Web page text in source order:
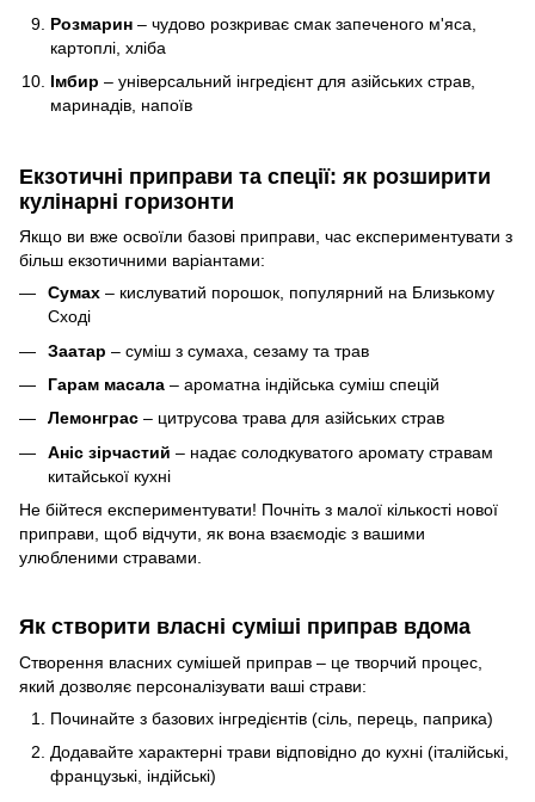
Розмарин – чудово розкриває смак запеченого м'яса,
картоплі, хліба
Імбир – універсальний інгредієнт для азійських страв,
маринадів, напоїв
Екзотичні приправи та спеції: як розширити
кулінарні горизонти
Якщо ви вже освоїли базові приправи, час експериментувати з
більш екзотичними варіантами:
Сумах – кислуватий порошок, популярний на Близькому
Сході
Заатар – суміш з сумаха, сезаму та трав
Гарам масала – ароматна індійська суміш спецій
Лемонграс – цитрусова трава для азійських страв
Аніс зірчастий – надає солодкуватого аромату стравам
китайської кухні
Не бійтеся експериментувати! Почніть з малої кількості нової
приправи, щоб відчути, як вона взаємодіє з вашими
улюбленими стравами.
Як створити власні суміші приправ вдома
Створення власних сумішей приправ – це творчий процес,
який дозволяє персоналізувати ваші страви:
Починайте з базових інгредієнтів (сіль, перець, паприка)
Додавайте характерні трави відповідно до кухні (італійські,
французькі, індійські)